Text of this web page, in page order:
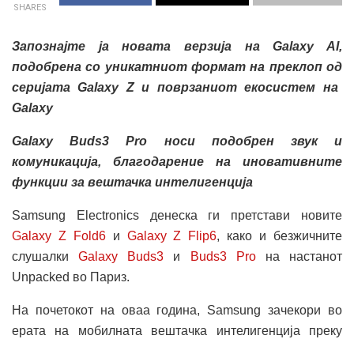
SHARES
Запознајте ја новата верзија на Galaxy AI,
подобрена со уникатниот формат на преклоп од
серијата Galaxy Z и поврзаниот екосистем на
Galaxy
Galaxy Buds3 Pro носи подобрен звук и
комуникација, благодарение на иновативните
функции за вештачка интелигенција
Samsung Electronics денеска ги претстави новите
Galaxy Z Fold6и Galaxy Z Flip6, како и безжичните
слушалкиGalaxy Buds3 и Buds3 Proна настанот
Unpacked во Париз.
На почетокот на оваа година, Samsung зачекори во
ерата на мобилната вештачка интелигенција преку